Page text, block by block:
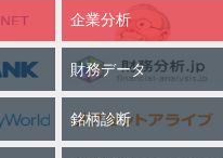
企業分析
財務データ
銘柄診断